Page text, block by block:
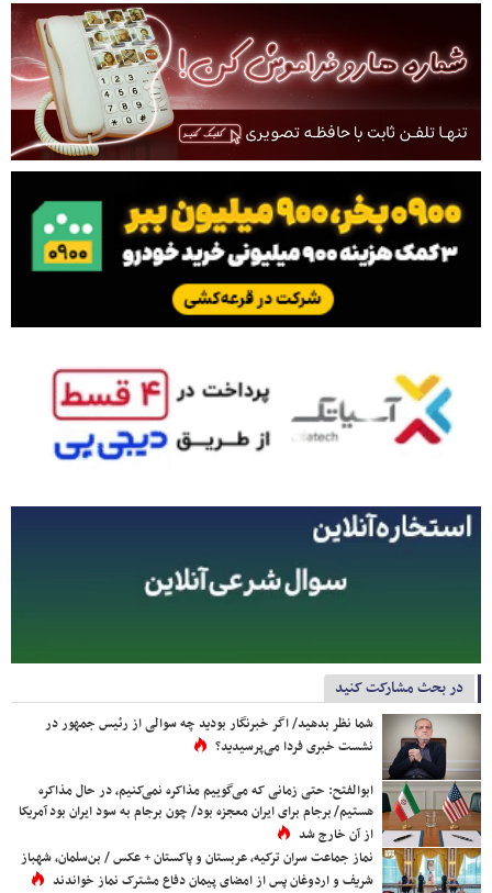
در بحث مشارکت کنید
شما نظر بدهید/ اگر خبرنگار بودید چه سوالی از رئیس جمهور در
نشست خبری فردا می‌پرسیدید؟
ابوالفتح: حتی زمانی که می‌گوییم مذاکره نمی‌کنیم، در حال مذاکره
هستیم/ برجام برای ایران معجزه بود/ چون برجام به سود ایران بود آمریکا
از آن خارج شد
نماز جماعت سران ترکیه، عربستان و پاکستان + عکس / بن‌سلمان، شهباز
شریف و اردوغان پس از امضای پیمان دفاع مشترک نماز خواندند